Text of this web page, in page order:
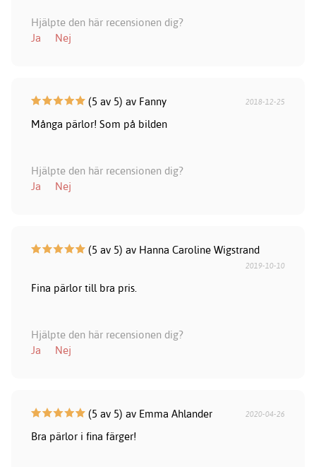
Hjälpte den här recensionen dig?
Ja
Nej
(5 av 5) av Fanny 2018-12-25
Många pärlor! Som på bilden
Hjälpte den här recensionen dig?
Ja
Nej
(5 av 5) av Hanna Caroline Wigstrand
2019-10-10
Fina pärlor till bra pris.
Hjälpte den här recensionen dig?
Ja
Nej
(5 av 5) av Emma Ahlander 2020-04-26
Bra pärlor i fina färger!